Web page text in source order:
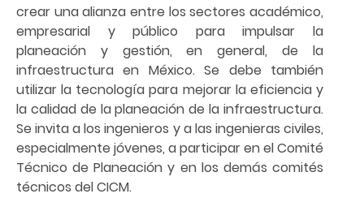
crear una alianza entre los sectores académico,
empresarial y público para impulsar la
planeación y gestión, en general, de la
infraestructura en México. Se debe también
utilizar la tecnología para mejorar la eficiencia y
la calidad de la planeación de la infraestructura.
Se invita a los ingenieros y a las ingenieras civiles,
especialmente jóvenes, a participar en el Comité
Técnico de Planeación y en los demás comités
técnicos del CICM.